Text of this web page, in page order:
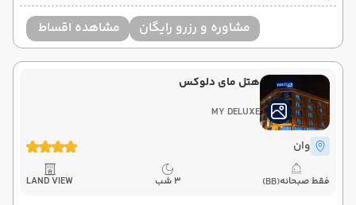
مشاوره و رزرو رایگان مشاهده اقساط
هتل مای دلوکس
MY DELUXE
وان
فقط صبحانه(BB) 3 شب LAND VIEW